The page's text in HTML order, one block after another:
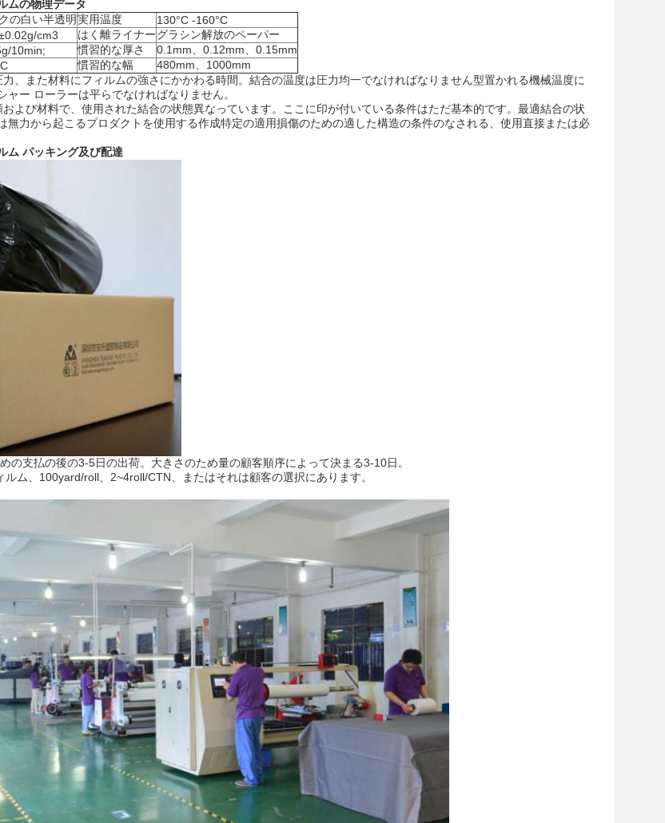
ムの物理データ
の白い半透明実用温度
130°C -160°C
cm3 はく離ライナーグラシン解放のペーパー
10min; 慣習的な厚さ
0.1mm、0.12mm、0.15mm
慣習的な幅
480mm、1000mm
、また材料にフィルムの強さにかかわる時間。結合の温度は圧力均一でなければなりません型置かれる機械温度に
ャー ローラーは平らでなければなりません。
よび材料で、使用された結合の状態異なっています。ここに印が付いている条件はただ基本的です。最適結合の状
無力から起こるプロダクトを使用する作成特定の適用損傷のための適した構造の条件のなされる、使用直接または必
ム パッキング及び配達
の支払の後の3-5日の出荷。大きさのため量の顧客順序によって決まる3-10日。
ルム、100yard/roll、2~4roll/CTN、またはそれは顧客の選択にあります。